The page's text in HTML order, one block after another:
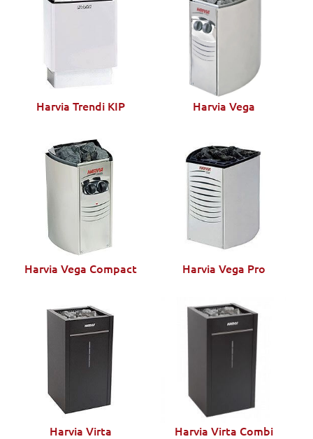
Harvia Trendi KIP Harvia Vega
Harvia Vega Compact Harvia Vega Pro
Harvia Virta Harvia Virta Combi